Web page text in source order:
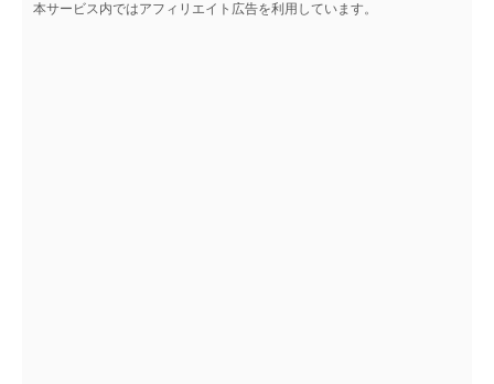
本サービス内ではアフィリエイト広告を利用しています。